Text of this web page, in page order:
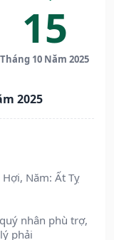
15
Tháng 10 Năm 2025
2025
Năm: Ất Tỵ
nhân phù trợ,
phải